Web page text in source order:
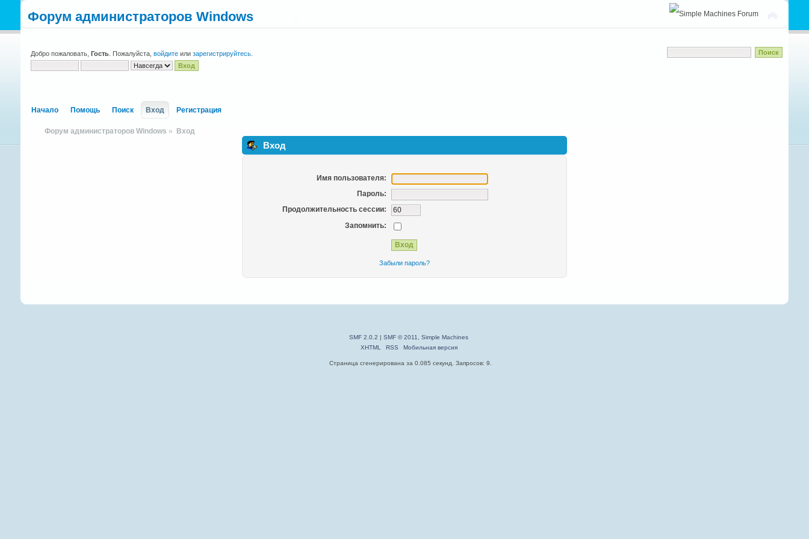
Форум администраторов Windows
Добро пожаловать, Гость. Пожалуйста, войдитеили зарегистрируйтесь.
Начало Помощь Поиск Вход Регистрация
Форум администраторов Windows » Вход
Вход
Имя пользователя:
Пароль:
Продолжительность сессии:
Запомнить:
Забыли пароль?
SMF 2.0.2 |SMF © 2011 ,Simple Machines
XHTML
RSS Мобильная версия
Страница сгенерирована за 0.085 секунд. Запросов: 9.